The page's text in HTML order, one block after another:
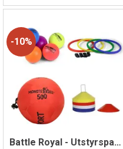
10%
Battle Royal - Utstyrspakke